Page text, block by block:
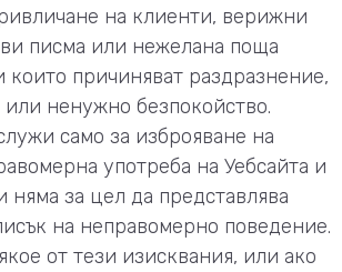
на клиенти, верижни
писма или нежелана поща
които причиняват раздразнение,
или ненужно безпокойство.
само за изброяване на
употреба на Уебсайта и
няма за цел да представлява
на неправомерно поведение.
от тези изисквания, или ако